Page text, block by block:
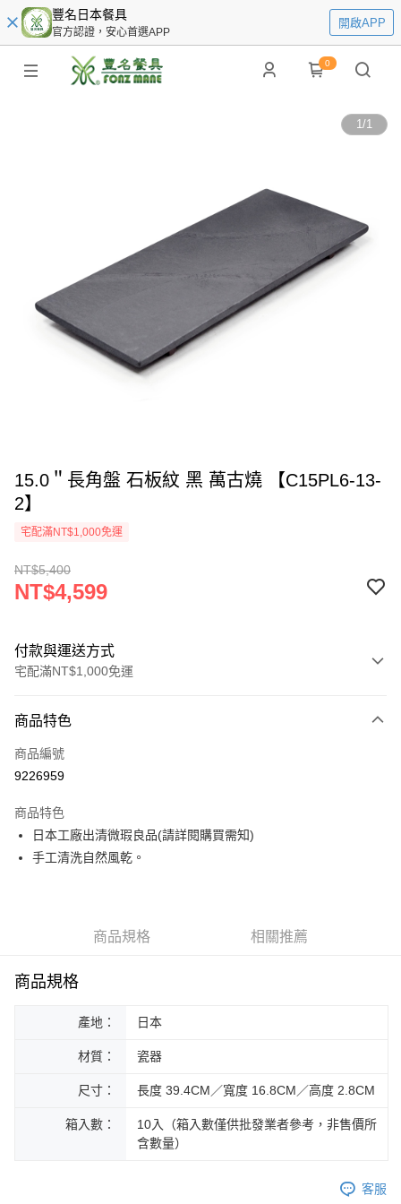
豐名日本餐具
官方認證，安心首選APP
開啟APP
0
1/1
15.0＂長角盤 石板紋 黑 萬古燒 【C15PL6-13-
2】
宅配滿NT$1,000免運
NT$5,400
NT$4,599
付款與運送方式
宅配滿NT$1,000免運
信用卡一次付款
LINE Pay
街口支付
悠遊付
運送方式
每筆NT$200，滿NT$1,000(含以上)免運費
黑貓外島宅配
每筆NT$360
商品特色
商品編號
9226959
商品特色
日本工廠出清微瑕良品(請詳閱購買需知)
手工清洗自然風乾。
商品規格 相關推薦
商品規格
產地： 日本
材質： 瓷器
尺寸： 長度 39.4CM／寬度 16.8CM／高度 2.8CM
箱入數：
10入（箱入數僅供批發業者參考，非售價所
含數量）
客服